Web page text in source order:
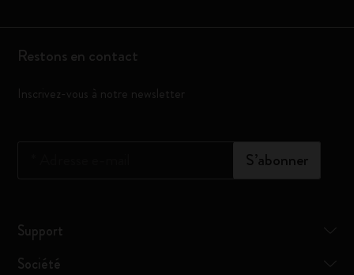
Restons en contact
Inscrivez-vous à notre newsletter
S’abonner
Support
Société